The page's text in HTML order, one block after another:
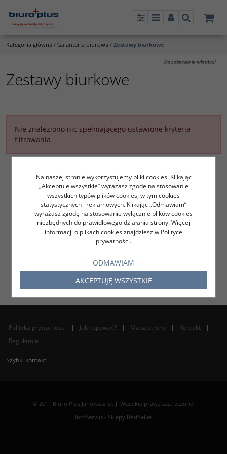
PanelMenuPanelSzukaj
Kategoria główna / Galanteria biurowa / Zestawy biurkowe
Zestawy biurkowe
Nie znaleziono nic spełniającego ustawione kryteria
filtrowania
Polityka prywatności | Jak kupować? | Mapa strony | Kontakt
|
Regulamin
Szybki kontakt
© 2011 Biuro Plus Janowscy Sp.J. Wszelkie prawa zastrzeżone.
InfoSerwis- Sklepy BestSeller
Na naszej stronie wykorzystujemy pliki cookies. Klikając
„Akceptuję wszystkie” wyrażasz zgodę na stosowanie
wszystkich typów plików cookies, w tym cookies
statystycznych i reklamowych. Klikając „Odmawiam”
wyrażasz zgodę na stosowanie wyłącznie plików cookies
niezbędnych do prawidłowego działania strony. Więcej
informacji o plikach cookies znajdziesz w Polityce
prywatności.
ODMAWIAM
AKCEPTUJĘ WSZYSTKIE